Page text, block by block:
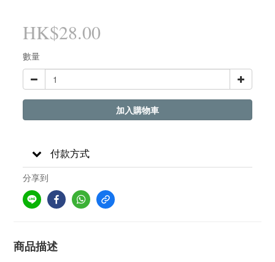
HK$28.00
數量
加入購物車
付款方式
分享到
商品描述